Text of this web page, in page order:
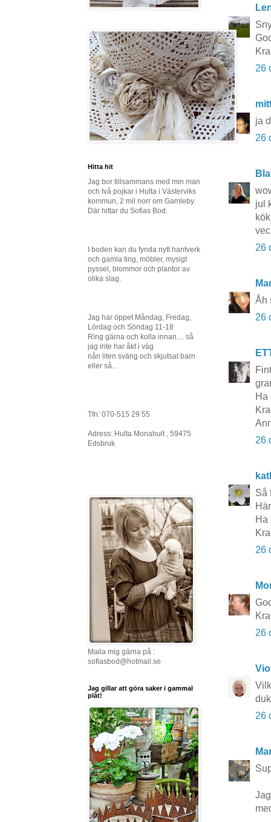
26
ja
26
jul
26
Åh
26
Ha
26
Så
Ha
26
26
26
Hitta hit
Jag bor tillsammans med min man
och två pojkar i Hulta i Västerviks
kommun, 2 mil norr om Gamleby.
Där hittar du Sofias Bod.
I boden kan du fynda nytt hantverk
och gamla ting, möbler, mysigt
pyssel, blommor och plantor av
olika slag.
Jag har öppet Måndag, Fredag,
Lördag och Söndag 11-18
Ring gärna och kolla innan.... så
jag inte har åkt i väg
nån liten sväng och skjutsat barn
eller så...
Tfn: 070-515 29 55
Adress: Hulta Monahult , 59475
Edsbruk
Maila mig gärna på :
sofiasbod@hotmail.se
Jag gillar att göra saker i gammal
plåt!